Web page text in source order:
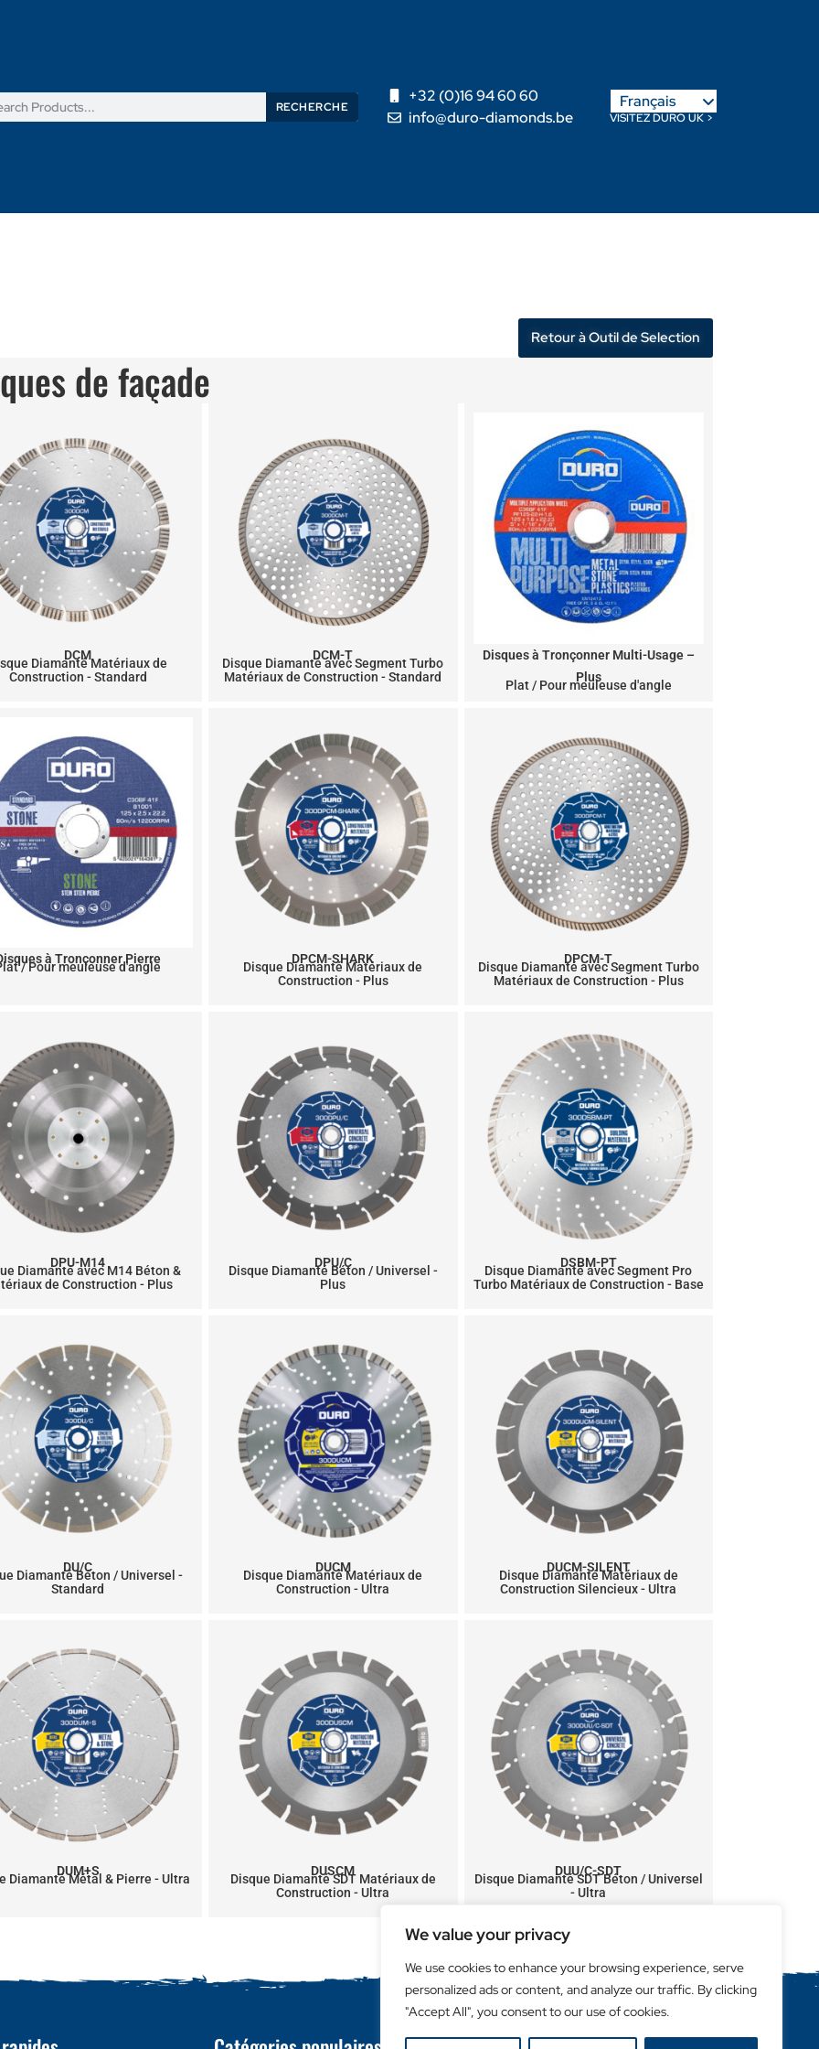
We value your privacy
We use cookies to enhance your browsing experience, serve
personalized ads or content, and analyze our traffic. By clicking
"Accept All", you consent to our use of cookies.
RECHERCHE
+32 (0)16 94 60 60
info@duro-diamonds.be
Français
Nederlands
VISITEZ DURO UK >
Retour à Outil de Selection
de façade
DCM
Diamanté Matériaux de
Construction - Standard
DCM-T
Disque Diamanté avec Segment Turbo
Matériaux de Construction - Standard
Disques à Tronçonner Multi-Usage –
Plus
Plat / Pour meuleuse d'angle
à Tronçonner Pierre
/ Pour meuleuse d'angle
DPCM-SHARK
Disque Diamanté Matériaux de
Construction - Plus
DPCM-T
Disque Diamanté avec Segment Turbo
Matériaux de Construction - Plus
DPU-M14
Diamanté avec M14 Béton &
de Construction - Plus
DPU/C
Disque Diamanté Béton / Universel -
Plus
DSBM-PT
Disque Diamanté avec Segment Pro
Turbo Matériaux de Construction - Base
DU/C
Diamanté Béton / Universel -
Standard
DUCM
Disque Diamanté Matériaux de
Construction - Ultra
DUCM-SILENT
Disque Diamanté Matériaux de
Construction Silencieux - Ultra
DUM+S
Diamanté Métal & Pierre - Ultra
DUSCM
Disque Diamanté SDT Matériaux de
Construction - Ultra
DUU/C-SDT
Disque Diamanté SDT Béton / Universel
- Ultra